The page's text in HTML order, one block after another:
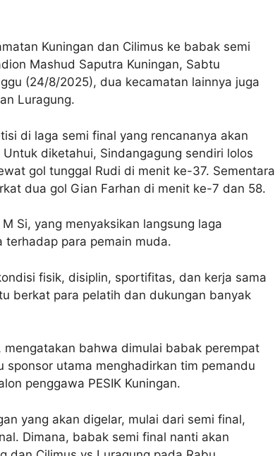
Kuningan dan Cilimus ke babak semi
Mashud Saputra Kuningan, Sabtu
(24/8/2025), dua kecamatan lainnya juga
Luragung.
di laga semi final yang rencananya akan
diketahui, Sindangagung sendiri lolos
gol tunggal Rudi di menit ke-37. Sementara
dua gol Gian Farhan di menit ke-7 dan 58.
Si, yang menyaksikan langsung laga
terhadap para pemain muda.
fisik, disiplin, sportifitas, dan kerja sama
berkat para pelatih dan dukungan banyak
bahwa dimulai babak perempat
sponsor utama menghadirkan tim pemandu
penggawa PESIK Kuningan.
yang akan digelar, mulai dari semi final,
Dimana, babak semi final nanti akan